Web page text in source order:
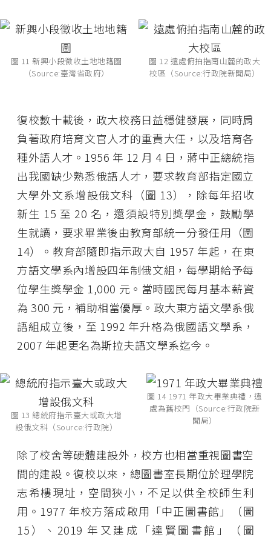
圖 11 新興小段徵收土地地籍圖
（Source:臺灣省政府）
圖 12 遠處俯拍指南山麓的政大
校區（Source:行政院新聞局）
復校數十載後，政大校務日益穩健發展，同時肩
負著政府培育文官人才的重責大任，以及培育各
種外語人才。1956 年 12 月 4 日，蔣中正總統指
出我國缺少熟悉俄語人才，要求教育部指定國立
大學外文系增設俄文科（圖 13），除每年招收
新生 15 至 20 名，還須設特別獎學金，鼓勵學
生就讀，要求畢業後由教育部統一分發任用（圖
14）。教育部隨即指示政大自 1957 年起，在東
方語文學系內增設四年制俄文組，每學期給予每
位學生獎學金 1,000 元。當時國民每月基本薪資
為 300 元，補助相當優厚。政大東方語文學系俄
語組成立後，至 1992 年升格為俄國語文學系，
2007 年起更名為斯拉夫語文學系迄今。
圖 13 總統府指示臺大或政大增
設俄文科（Source:行政院）
圖 14 1971 年政大畢業典禮，遠
處為舊校門（Source:行政院新
聞局）
除了校舍等硬體建設外，校方也相當重視圖書空
間的建設。復校以來，總圖書室長期位於理學院
志希樓現址，空間狹小，不足以供全校師生利
用。1977 年校方落成啟用「中正圖書館」（圖
15）、2019 年又建成「達賢圖書館」（圖